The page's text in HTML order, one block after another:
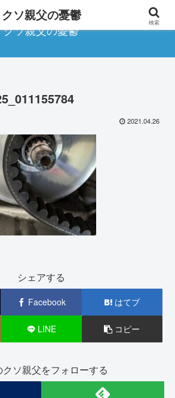
クソ親父の憂鬱
2021.04.26
シェアする
Facebook はてブ
LINE コピー
クソ親父をフォローする
クソ親父の憂鬱 検索